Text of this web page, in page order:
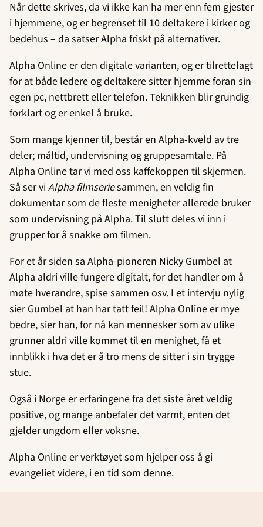
Når dette skrives, da vi ikke kan ha mer enn fem gjester
i hjemmene, og er begrenset til 10 deltakere i kirker og
bedehus – da satser Alpha friskt på alternativer.
Alpha Online er den digitale varianten, og er tilrettelagt
for at både ledere og deltakere sitter hjemme foran sin
egen pc, nettbrett eller telefon. Teknikken blir grundig
forklart og er enkel å bruke.
Som mange kjenner til, består en Alpha-kveld av tre
deler; måltid, undervisning og gruppesamtale. På
Alpha Online tar vi med oss kaffekoppen til skjermen.
Så ser viAlpha filmseriesammen, en veldig fin
dokumentar som de fleste menigheter allerede bruker
som undervisning på Alpha. Til slutt deles vi inn i
grupper for å snakke om filmen.
For et år siden sa Alpha-pioneren Nicky Gumbel at
Alpha aldri ville fungere digitalt, for det handler om å
møte hverandre, spise sammen osv. I et intervju nylig
sier Gumbel at han har tatt feil! Alpha Online er mye
bedre, sier han, for nå kan mennesker som av ulike
grunner aldri ville kommet til en menighet, få et
innblikk i hva det er å tro mens de sitter i sin trygge
stue.
Også i Norge er erfaringene fra det siste året veldig
positive, og mange anbefaler det varmt, enten det
gjelder ungdom eller voksne.
Alpha Online er verktøyet som hjelper oss å gi
evangeliet videre, i en tid som denne.